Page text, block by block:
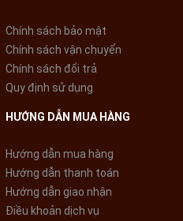
năng làm đá
Mẫu tủ lạnh Panasonic này có
kiệm thời gian làm đá cũng như
các món thức uống yêu thích
đợi quá lâu.
Chính sách bảo mật
Chính sách vận chuyển
Chính sách đổi trả
Quy định sử dụng
HƯỚNG DẪN MUA HÀNG
Hướng dẫn mua hàng
Hướng dẫn thanh toán
Hướng dẫn giao nhận
Điều khoản dịch vụ